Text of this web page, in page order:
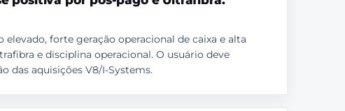
forte geração operacional de caixa e alta
e disciplina operacional. O usuário deve
das aquisições V8/I-Systems.